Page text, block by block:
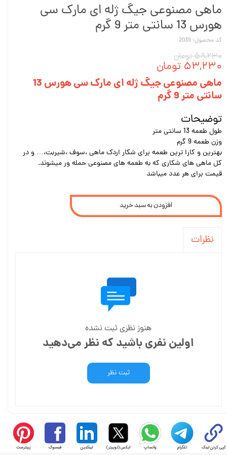
ماهی مصنوعی جیگ ژله ای مارک سی
هورس 13 سانتی متر 9 گرم
کد محصول: 2039
۵۸,۲۳۰ تومان
۵۳,۲۳۰ تومان
ماهی مصنوعی جیگ ژله ای مارک سی هورس 13
سانتی متر 9 گرم
توضیحات
طول طعمه 13 سانتی متر
وزن طعمه 9 گرم
بهترین و کارا ترین طعمه برای شکار اردک ماهی ،سوف ،شیربت،… و در
کل ماهی های شکاری که به طعمه های مصنوعی حمله ور میشوند.
قیمت برای هر عدد میباشد
افزودن به سبد خرید
نظرات
هنوز نظری ثبت نشده
اولین نفری باشید که نظر می‌دهید
ثبت نظر
کپی کردن لینک تلگرام واتساپ ایکس (توییتر) لینکدین فیسبوک پینترست